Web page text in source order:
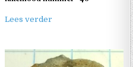
Lees verder